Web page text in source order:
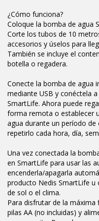
¿Cómo funciona?
Coloque la bomba de agua
Corte los tubos de 10
accesorios y úselos para
También se incluye el
botella o regadera.
Conecte la bomba de agua
mediante USB y conéctela
SmartLife. Ahora puede
forma remota o establecer
agua durante un período
repetirlo cada hora, día,
Una vez conectada la
en SmartLife para usar las
encenderla/apagarla
producto Nedis SmartLife
de sol o el clima.
Para disfrutar de la máxima
pilas AA (no incluidas) y